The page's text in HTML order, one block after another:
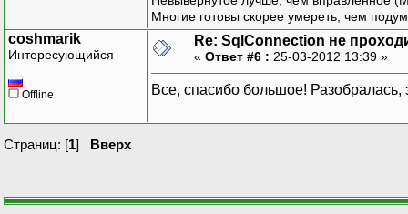
Многие готовы скорее умереть, чем
coshmarik
Интересующийся
Offline
Re: SqlConnection не
« Ответ #6 : 25-03-2012 13:39 »
Все, спасибо большое! Разобралась,
Страниц: [1] Вверх